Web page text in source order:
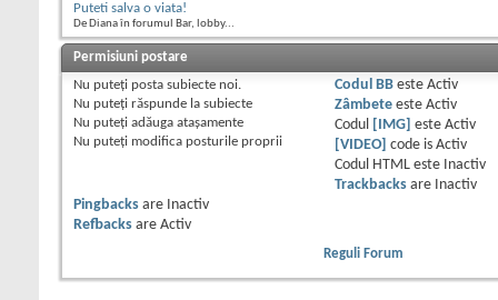
Puteti salva o viata!
De Diana în forumul Bar, lobby...
Permisiuni postare
Nu puteţi posta subiecte noi.
Nu puteţi răspunde la subiecte
Nu puteţi adăuga ataşamente
Nu puteţi modifica posturile proprii
Codul BBeste Activ
Zâmbeteeste Activ
Codul
[IMG] este Activ
[VIDEO]
code is Activ
Codul HTML este
Inactiv
Trackbacksare
Inactiv
Pingbacks are
Inactiv
Refbacks are Activ
Reguli Forum